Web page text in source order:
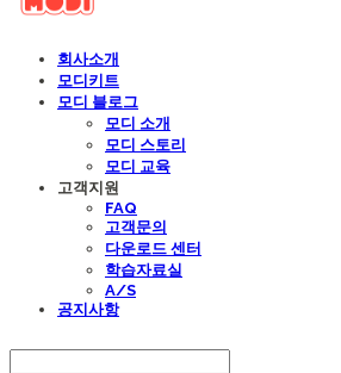
회사소개
모디키트
모디 블로그
모디 소개
모디 스토리
모디 교육
고객지원
FAQ
고객문의
다운로드 센터
학습자료실
A/S
공지사항